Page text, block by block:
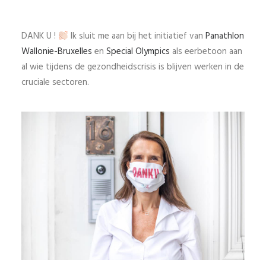
DANK U ! Ik sluit me aan bij het initiatief vanPanathlon
Wallonie-Bruxelles en Special Olympics als eerbetoon aan
al wie tijdens de gezondheidscrisis is blijven werken in de
cruciale sectoren.